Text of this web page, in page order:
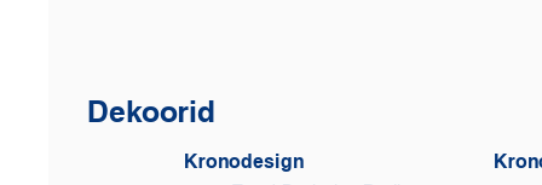
Dekoorid
Kronodesign